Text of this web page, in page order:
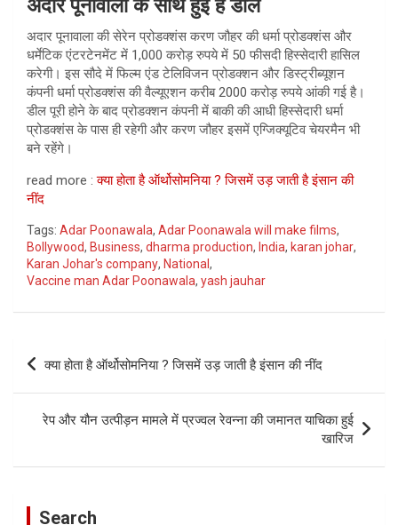
अदार पूनावाला के साथ हुई है डील
अदार पूनावाला की सेरेन प्रोडक्शंस करण जौहर की धर्मा प्रोडक्शंस और
धर्मेटिक एंटरटेनमेंट में 1,000 करोड़ रुपये में 50 फीसदी हिस्सेदारी हासिल
करेगी। इस सौदे में फिल्म एंड टेलिविजन प्रोडक्शन और डिस्ट्रीब्यूशन
कंपनी धर्मा प्रोडक्शंस की वैल्यूएशन करीब 2000 करोड़ रुपये आंकी गई है।
डील पूरी होने के बाद प्रोडक्शन कंपनी में बाकी की आधी हिस्सेदारी धर्मा
प्रोडक्शंस के पास ही रहेगी और करण जौहर इसमें एग्जिक्यूटिव चेयरमैन भी
बने रहेंगे।
read more :क्या होता है ऑर्थोसोमनिया ? जिसमें उड़ जाती है इंसान की
नींद
Tags: Adar Poonawala, Adar Poonawala will make films,
Bollywood, Business, dharma production, India, karan johar,
Karan Johar's company, National ,
Vaccine man Adar Poonawala, yash jauhar
Post
क्या होता है ऑर्थोसोमनिया ? जिसमें उड़ जाती है इंसान की नींद
रेप और यौन उत्पीड़न मामले में प्रज्वल रेवन्ना की जमानत याचिका हुई
खारिज
Search